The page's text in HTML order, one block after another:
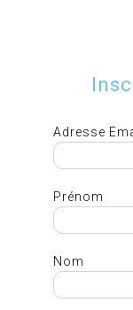
Adresse
Prénom
Nom